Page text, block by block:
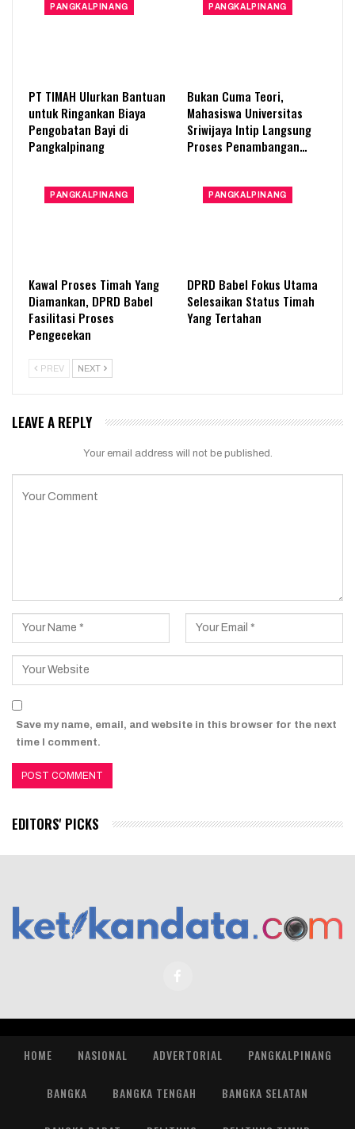
PANGKALPINANG
PT TIMAH Ulurkan Bantuan
untuk Ringankan Biaya
Pengobatan Bayi di
Pangkalpinang
PANGKALPINANG
Bukan Cuma Teori,
Mahasiswa Universitas
Sriwijaya Intip Langsung
Proses Penambangan…
PANGKALPINANG
Kawal Proses Timah Yang
Diamankan, DPRD Babel
Fasilitasi Proses
Pengecekan
PANGKALPINANG
DPRD Babel Fokus Utama
Selesaikan Status Timah
Yang Tertahan
PREV NEXT
LEAVE A REPLY
Your email address will not be published.
Save my name, email, and website in this browser for the next
time I comment.
EDITORS' PICKS
HOME NASIONAL ADVERTORIAL PANGKALPINANG
BANGKA BANGKA TENGAH BANGKA SELATAN